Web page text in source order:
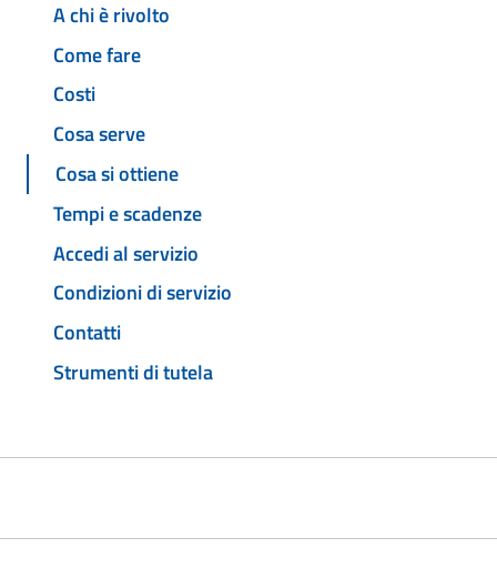
A chi è rivolto
Come fare
Costi
Cosa serve
Cosa si ottiene
Tempi e scadenze
Accedi al servizio
Condizioni di servizio
Contatti
Strumenti di tutela